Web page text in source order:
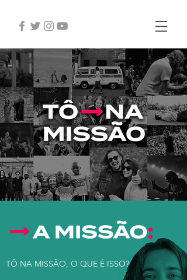
TÔ NA MISSÃO, O QUE É ISSO?